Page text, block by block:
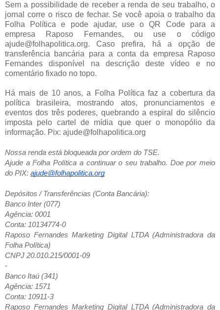
Sem a possibilidade de receber a renda de seu trabalho, o
jornal corre o risco de fechar. Se você apoia o trabalho da
Folha Política e pode ajudar, use o QR Code para a
empresa Raposo Fernandes, ou use o código
ajude@folhapolitica.org. Caso prefira, há a opção de
transferência bancária para a conta da empresa Raposo
Fernandes disponível na descrição deste vídeo e no
comentário fixado no topo.
Há mais de 10 anos, a Folha Política faz a cobertura da
política brasileira, mostrando atos, pronunciamentos e
eventos dos três poderes, quebrando a espiral do silêncio
imposta pelo cartel de mídia que quer o monopólio da
informação. Pix: ajude@folhapolitica.org
Nossa renda está bloqueada por ordem do TSE.
Ajude a Folha Política a continuar o seu trabalho. Doe por meio
do PIX: ajude@folhapolitica.org
Depósitos / Transferências (Conta Bancária):
Banco Inter (077)
Agência: 0001
Conta: 10134774-0
Raposo Fernandes Marketing Digital LTDA (Administradora da
Folha Política)
CNPJ 20.010.215/0001-09
-
Banco Itaú (341)
Agência: 1571
Conta: 10911-3
Raposo Fernandes Marketing Digital LTDA (Administradora da